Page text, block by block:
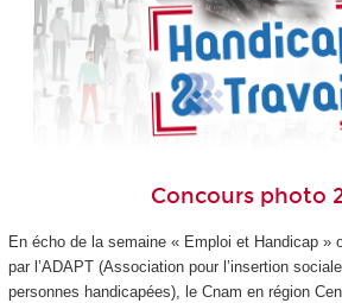
Concours photo
En écho de la semaine « Emploi et Handicap »
par l’ADAPT (Association pour l’insertion
personnes handicapées), le Cnam en région